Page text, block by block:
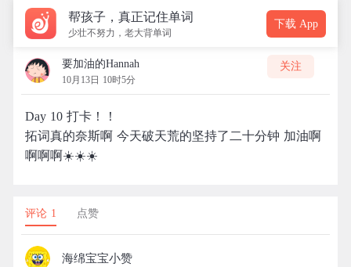
帮孩子，真正记住单词
少壮不努力，老大背单词
下载 App
要加油的Hannah
10月13日 10时5分
关注
Day 10 打卡！！
拓词真的奈斯啊 今天破天荒的坚持了二十分钟 加油啊
啊啊啊☀️☀️☀️
评论 1 点赞
海绵宝宝小赞